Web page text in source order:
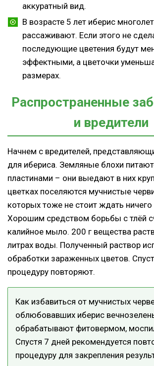
аккуратный вид.
В возрасте 5 лет иберис
рассаживают. Если этого не
последующие цветения будут
эффектными, а цветочки
размерах.
Распространенные
и вредители
Начнем с вредителей,
для ибериса. Земляные блохи
пластинами – они выедают в них
цветках поселяются мучнистые
которых тоже не стоит ждать
Хорошим средством борьбы с тлёй
калийное мыло. 200 г вещества
литрах воды. Полученный раствор
обработки зараженных цветов.
процедуру повторяют.
Как избавиться от мучнистых
облюбовавших иберис
обрабатывают фитовермом,
Спустя 7 дней рекомендуется
процедуру для закрепления